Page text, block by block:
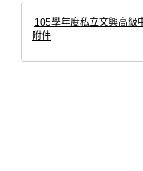
105學年度私立文興高級
附件